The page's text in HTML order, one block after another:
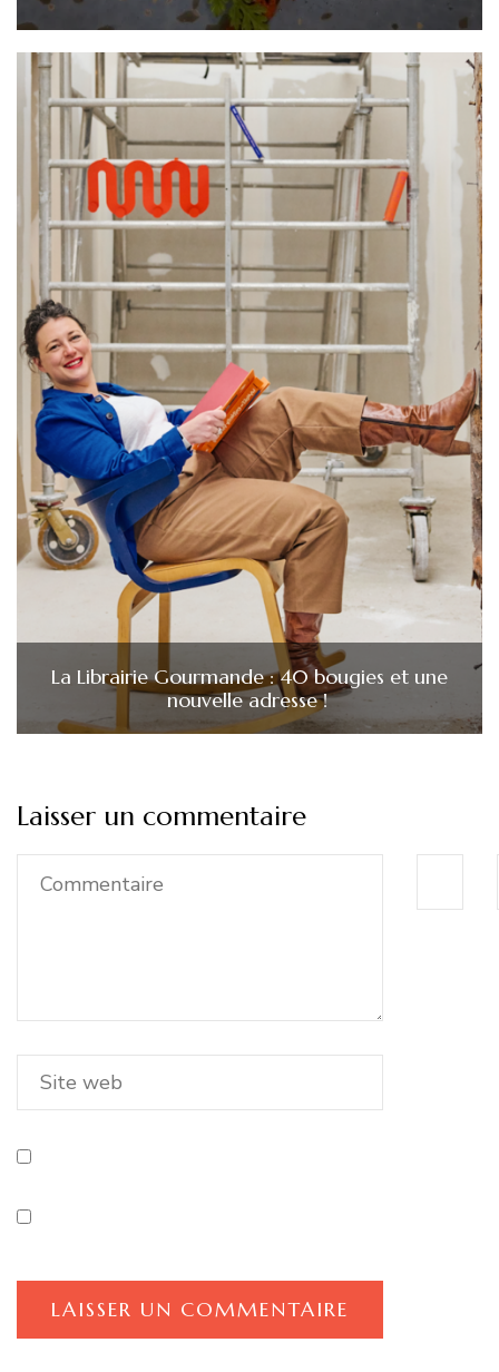
La Librairie Gourmande : 40 bougies et une
nouvelle adresse !
Laisser un commentaire